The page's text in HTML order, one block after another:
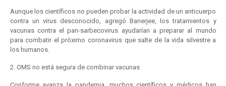
Aunque los científicos no pueden probar la actividad de un anticuerpo
contra un virus desconocido, agregó Banerjee, los tratamientos y
vacunas contra el pan-sarbecovirus ayudarían a preparar al mundo
para combatir el próximo coronavirus que salte de la vida silvestre a
los humanos.
2. OMS no está segura de combinar vacunas